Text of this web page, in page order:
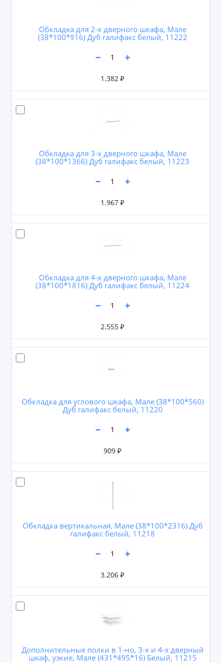
Обкладка для 2-х дверного шкафа, Мале
(38*100*916) Дуб галифакс белый, 11222
1.382 ₽
Обкладка для 3-х дверного шкафа, Мале
(38*100*1366) Дуб галифакс белый, 11223
1.967 ₽
Обкладка для 4-х дверного шкафа, Мале
(38*100*1816) Дуб галифакс белый, 11224
2.555 ₽
Обкладка для углового шкафа, Мале (38*100*560)
Дуб галифакс белый, 11220
909 ₽
Обкладка вертикальная, Мале (38*100*2316) Дуб
галифакс белый, 11218
3.206 ₽
Дополнительные полки в 1-но, 3-х и 4-х дверный
шкаф, узкие, Мале (431*495*16) Белый, 11215